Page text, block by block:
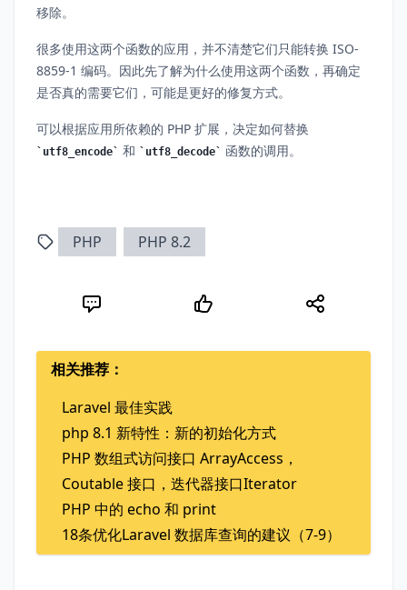
移除。
很多使用这两个函数的应用，并不清楚它们只能转换 ISO-
8859-1 编码。因此先了解为什么使用这两个函数，再确定
是否真的需要它们，可能是更好的修复方式。
可以根据应用所依赖的 PHP 扩展，决定如何替换
utf8_encode 和 utf8_decode 函数的调用。
PHP PHP 8.2
相关推荐：
Laravel 最佳实践
php 8.1 新特性：新的初始化方式
PHP 数组式访问接口 ArrayAccess，
Coutable 接口，迭代器接口Iterator
PHP 中的 echo 和 print
18条优化Laravel 数据库查询的建议（7-9）